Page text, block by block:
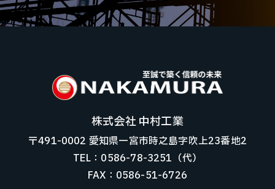
株式会社 中村工業
〒491-0002 愛知県一宮市時之島字吹上23番地2
TEL：0586-78-3251（代）
FAX：0586-51-6726